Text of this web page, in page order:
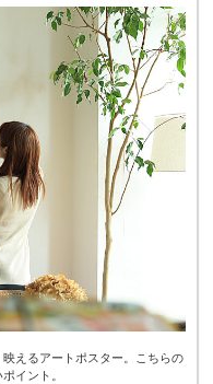
えるアートポスター。こちらの
イント。